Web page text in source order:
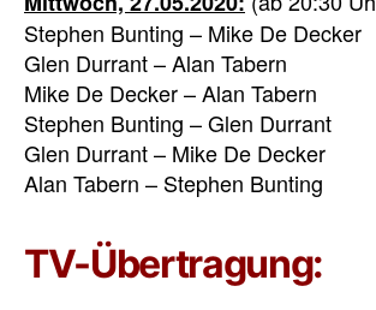
Stephen Bunting – Mike De Decker
Glen Durrant – Alan Tabern
Mike De Decker – Alan Tabern
Stephen Bunting – Glen Durrant
Glen Durrant – Mike De Decker
Alan Tabern – Stephen Bunting
TV-Übertragung: